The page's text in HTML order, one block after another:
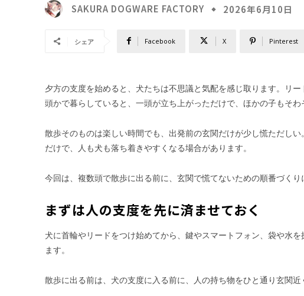
SAKURA DOGWARE FACTORY 2026年6月10日
シェア Facebook X Pinterest
夕方の支度を始めると、犬たちは不思議と気配を感じ取ります。リ
頭かで暮らしていると、一頭が立ち上がっただけで、ほかの子もそわ
散歩そのものは楽しい時間でも、出発前の玄関だけが少し慌ただし
だけで、人も犬も落ち着きやすくなる場合があります。
今回は、複数頭で散歩に出る前に、玄関で慌てないための順番づくり
まずは人の支度を先に済ませておく
犬に首輪やリードをつけ始めてから、鍵やスマートフォン、袋や水
ます。
散歩に出る前は、犬の支度に入る前に、人の持ち物をひと通り玄関近